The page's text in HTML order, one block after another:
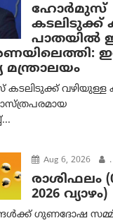
ഹോർമുസ്
കടലിടുക്ക്
പാതയിൽ
മന്ത്രാലയം
വഴിയുള്ള
Aug 6, 2026 .
രാശിഫലം
2026 വ്യാഴം)
ഗുണദോഷ